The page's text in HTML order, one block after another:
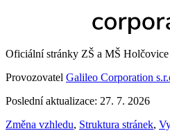
Oficiální stránky ZŠ a MŠ
Provozovatel Galileo Corporation
Poslední aktualizace: 27. 7. 2026
Změna vzhledu, Struktura stránek,